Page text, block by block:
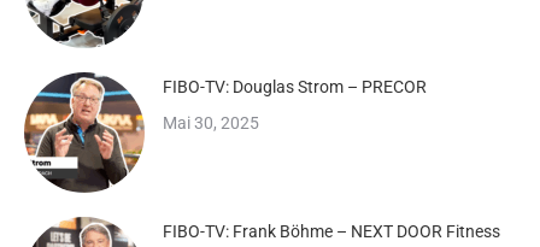
FIBO-TV: Douglas Strom – PRECOR
Mai 30, 2025
FIBO-TV: Frank Böhme – NEXT DOOR Fitness